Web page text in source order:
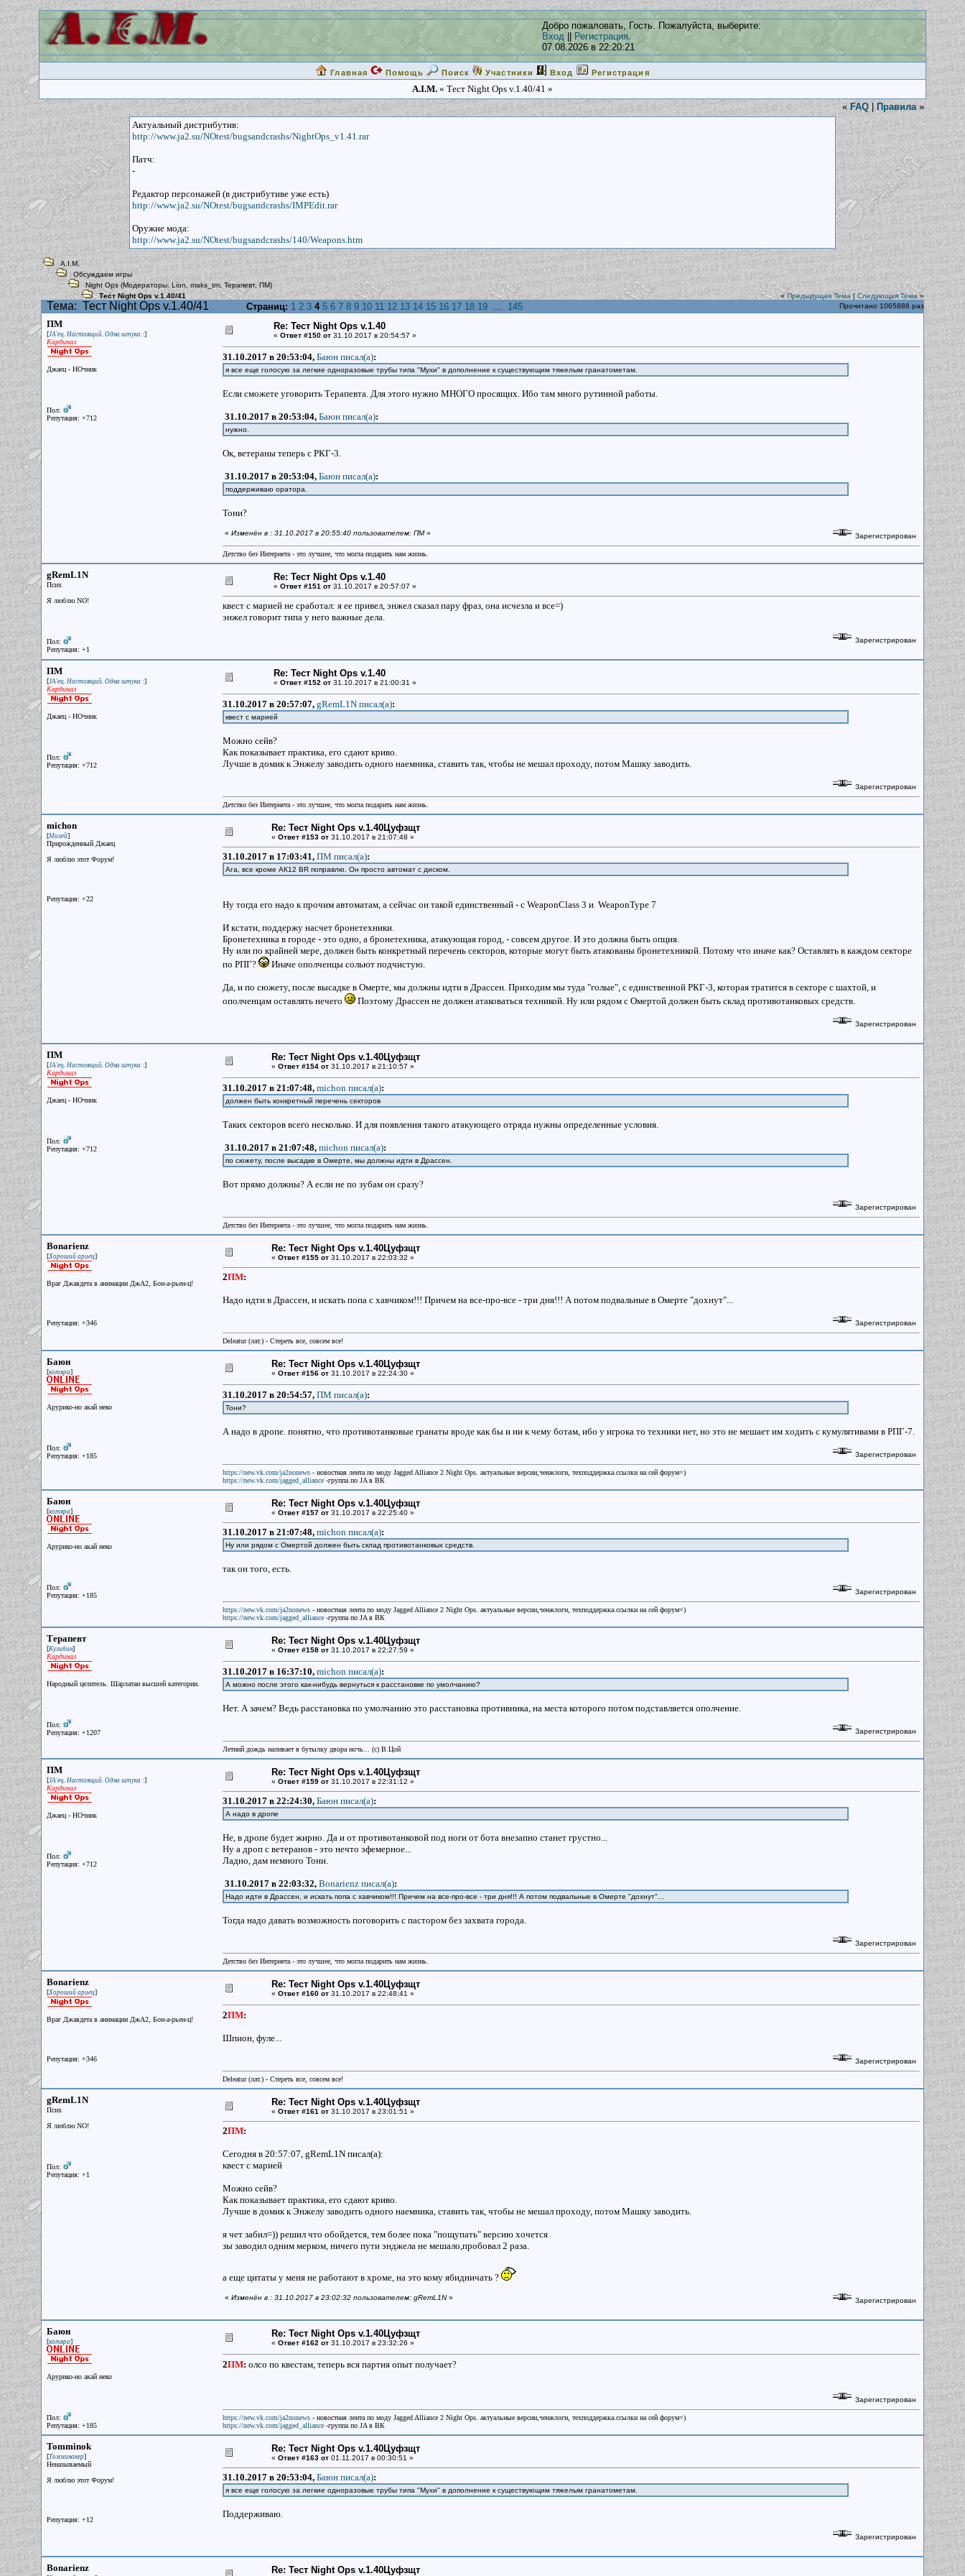
Добро пожаловать, Гость. Пожалуйста, выберите:
Вход
Регистрация.
07.08.2026 в 22:20:21
Главная Помощь Поиск Участники Вход Регистрация
A.I.M. « Тест Night Ops v.1.40/41 »
« FAQ | Правила »
Актуальный дистрибутив:
http://www.ja2.su/NOtest/bugsandcrashs/NightOps_v1.41.rar
Патч:
-
Редактор персонажей (в дистрибутиве уже есть)
http://www.ja2.su/NOtest/bugsandcrashs/IMPEdit.rar
Оружие мода:
http://www.ja2.su/NOtest/bugsandcrashs/140/Weapons.htm
A.I.M.
Обсуждаем игры
Night Ops (Модераторы: Lion maks_tm Терапевт, ПМ)
Тест Night Ops v.1.40/41
«Предыдущая Тема | Следующая Тема»
Тема: Тест Night Ops v.1.40/41 Страниц: 1 2 3 4 5 6 7 8 9 10 11 12 13 14 15 16 17 18 19 ... 145 Прочитано 1065888 раз
ПМ
[JA'ец. Настоящий. Одна штука :]
Кардинал
Джаец - НОчник
Пол:
Репутация: +712
Re: Тест Night Ops v.1.40
« Ответ #150 от 31.10.2017 в 20:54:57 »
31.10.2017 в 20:53:04, Баюн писал(a):
я все еще голосую за легкие одноразовые трубы типа "Мухи" в дополнение к существующим тяжелым гранатометам.
Если сможете уговорить Терапевта. Для этого нужно МНОГО просящих. Ибо там много рутинной работы.
31.10.2017 в 20:53:04, Баюн писал(a):
нужно.
Ок, ветераны теперь с РКГ-3.
31.10.2017 в 20:53:04, Баюн писал(a):
поддерживаю оратора.
Тони?
« Изменён в : 31.10.2017 в 20:55:40 пользователем: ПМ» Зарегистрирован
Детство без Интернета - это лучшее, что могла подарить нам жизнь.
gRemL1N
Псих
Я люблю NO!
Пол:
Репутация: +1
Re: Тест Night Ops v.1.40
« Ответ #151 от 31.10.2017 в 20:57:07 »
квест с марией не сработал: я ее привел, энжел сказал пару фраз, она исчезла и все=)
энжел говорит типа у него важные дела.
Зарегистрирован
ПМ
[JA'ец. Настоящий. Одна штука :]
Кардинал
Джаец - НОчник
Пол:
Репутация: +712
Re: Тест Night Ops v.1.40
« Ответ #152 от 31.10.2017 в 21:00:31 »
31.10.2017 в 20:57:07, gRemL1N писал(a):
квест с марией
Можно сейв?
Как показывает практика, его сдают криво.
Лучше в домик к Энжелу заводить одного наемника, ставить так, чтобы не мешал проходу, потом Машку заводить.
Зарегистрирован
Детство без Интернета - это лучшее, что могла подарить нам жизнь.
michon
[Михей]
Прирожденный Джаец
Я люблю этот Форум!
Репутация: +22
Re: Тест Night Ops v.1.40Цуфзщт
« Ответ #153 от 31.10.2017 в 21:07:48 »
31.10.2017 в 17:03:41, ПМ писал(a):
Ага, все кроме АК12 BR поправлю. Он просто автомат с диском.
Ну тогда его надо к прочим автоматам, а сейчас он такой единственный - с WeaponClass 3 и WeaponType 7
И кстати, поддержу насчет бронетехники.
Бронетехника в городе - это одно, а бронетехника, атакующая город, - совсем другое. И это должна быть опция.
Ну или по крайней мере, должен быть конкретный перечень секторов, которые могут быть атакованы бронетехникой. Потому что иначе как? Оставлять в каждом секторе
по РПГ?
Иначе ополченцы сольют подчистую.
Да, и по сюжету, после высадке в Омерте, мы должны идти в Драссен. Приходим мы туда "голые", с единственной РКГ-3, которая тратится в секторе с шахтой, и
ополченцам оставлять нечего
Поэтому Драссен не должен атаковаться техникой. Ну или рядом с Омертой должен быть склад противотанковых средств.
Зарегистрирован
ПМ
[JA'ец. Настоящий. Одна штука :]
Кардинал
Джаец - НОчник
Пол:
Репутация: +712
Re: Тест Night Ops v.1.40Цуфзщт
« Ответ #154 от 31.10.2017 в 21:10:57 »
31.10.2017 в 21:07:48, michon писал(a):
должен быть конкретный перечень секторов
Таких секторов всего несколько. И для появления такого атакующего отряда нужны определенные условия.
31.10.2017 в 21:07:48, michon писал(a):
по сюжету, после высадке в Омерте, мы должны идти в Драссен.
Вот прямо должны? А если не по зубам он сразу?
Зарегистрирован
Детство без Интернета - это лучшее, что могла подарить нам жизнь.
Bonarienz
[Хороший ариец]
Враг Джавдета в анимации ДжА2, Бон-а-рьен-ц!
Репутация: +346
Re: Тест Night Ops v.1.40Цуфзщт
« Ответ #155 от 31.10.2017 в 22:03:32 »
2ПМ:
Надо идти в Драссен, и искать попа с хавчиком!!! Причем на все-про-все - три дня!!! А потом подвальные в Омерте "дохнут"...
Зарегистрирован
Deleatur (лат.) - Стереть все, совсем все!
Баюн
[котяра]
Арурико-но акай неко
Пол:
Репутация: +185
Re: Тест Night Ops v.1.40Цуфзщт
« Ответ #156 от 31.10.2017 в 22:24:30 »
31.10.2017 в 20:54:57, ПМ писал(a):
Тони?
А надо в дропе. понятно, что противотанковые гранаты вроде как бы и ни к чему ботам, ибо у игрока то техники нет, но это не мешает им ходить с кумулятивами в РПГ-7.
Зарегистрирован
https://new.vk.com/ja2nonews - новостная лента по моду Jagged Alliance 2 Night Ops. актуальные версии,ченжлоги, техподдержка.ссылки на сей форум=)
https://new.vk.com/jagged_alliance -группа по JA в ВК
Баюн
[котяра]
Арурико-но акай неко
Пол:
Репутация: +185
Re: Тест Night Ops v.1.40Цуфзщт
« Ответ #157 от 31.10.2017 в 22:25:40 »
31.10.2017 в 21:07:48, michon писал(a):
Ну или рядом с Омертой должен быть склад противотанковых средств.
так он того, есть.
Зарегистрирован
https://new.vk.com/ja2nonews - новостная лента по моду Jagged Alliance 2 Night Ops. актуальные версии,ченжлоги, техподдержка.ссылки на сей форум=)
https://new.vk.com/jagged_alliance -группа по JA в ВК
Терапевт
[Кулибин]
Кардинал
Народный целитель. Шарлатан высшей категории.
Пол:
Репутация: +1207
Re: Тест Night Ops v.1.40Цуфзщт
« Ответ #158 от 31.10.2017 в 22:27:59 »
31.10.2017 в 16:37:10, michon писал(a):
А можно после этого как-нибудь вернуться к расстановке по умолчанию?
Нет. А зачем? Ведь расстановка по умолчанию это расстановка противника, на места которого потом подставляется ополчение.
Зарегистрирован
Летний дождь наливает в бутылку двора ночь... (с) В.Цой
ПМ
[JA'ец. Настоящий. Одна штука :]
Кардинал
Джаец - НОчник
Пол:
Репутация: +712
Re: Тест Night Ops v.1.40Цуфзщт
« Ответ #159 от 31.10.2017 в 22:31:12 »
31.10.2017 в 22:24:30, Баюн писал(a):
А надо в дропе
Не, в дропе будет жирно. Да и от противотанковой под ноги от бота внезапно станет грустно...
Ну а дроп с ветеранов - это нечто эфемерное...
Ладно, дам немного Тони.
31.10.2017 в 22:03:32, Bonarienz писал(a):
Надо идти в Драссен, и искать попа с хавчиком!!! Причем на все-про-все - три дня!!! А потом подвальные в Омерте "дохнут"...
Тогда надо давать возможность поговорить с пастором без захвата города.
Зарегистрирован
Детство без Интернета - это лучшее, что могла подарить нам жизнь.
Bonarienz
[Хороший ариец]
Враг Джавдета в анимации ДжА2, Бон-а-рьен-ц!
Репутация: +346
Re: Тест Night Ops v.1.40Цуфзщт
« Ответ #160 от 31.10.2017 в 22:48:41 »
2ПМ:
Шпион, фуле...
Зарегистрирован
Deleatur (лат.) - Стереть все, совсем все!
gRemL1N
Псих
Я люблю NO!
Пол:
Репутация: +1
Re: Тест Night Ops v.1.40Цуфзщт
« Ответ #161 от 31.10.2017 в 23:01:51 »
2ПМ:
Сегодня в 20:57:07, gRemL1N писал(a):
квест с марией
Можно сейв?
Как показывает практика, его сдают криво.
Лучше в домик к Энжелу заводить одного наемника, ставить так, чтобы не мешал проходу, потом Машку заводить.
я чет забил=)) решил что обойдется, тем более пока "пощупать" версию хочется
зы заводил одним мерком, ничего пути энджела не мешало,пробовал 2 раза.
а еще цитаты у меня не работают в хроме, на это кому ябидничать ?
« Изменён в : 31.10.2017 в 23:02:32 пользователем: gRemL1N» Зарегистрирован
Баюн
[котяра]
Арурико-но акай неко
Пол:
Репутация: +185
Re: Тест Night Ops v.1.40Цуфзщт
« Ответ #162 от 31.10.2017 в 23:32:26 »
2ПМ: олсо по квестам, теперь вся партия опыт получает?
Зарегистрирован
https://new.vk.com/ja2nonews - новостная лента по моду Jagged Alliance 2 Night Ops. актуальные версии,ченжлоги, техподдержка.ссылки на сей форум=)
https://new.vk.com/jagged_alliance -группа по JA в ВК
Tomminok
[Томминокер]
Неназываемый
Я люблю этот Форум!
Репутация: +12
Re: Тест Night Ops v.1.40Цуфзщт
« Ответ #163 от 01.11.2017 в 00:30:51 »
31.10.2017 в 20:53:04, Баюн писал(a):
я все еще голосую за легкие одноразовые трубы типа "Мухи" в дополнение к существующим тяжелым гранатометам.
Поддерживаю.
Зарегистрирован
Bonarienz Re: Тест Night Ops v.1.40Цуфзщт